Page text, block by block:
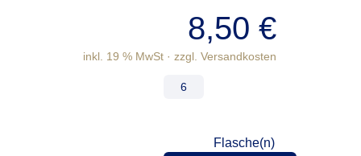
8,50€
inkl. 19 % MwSt
Flasche(n)